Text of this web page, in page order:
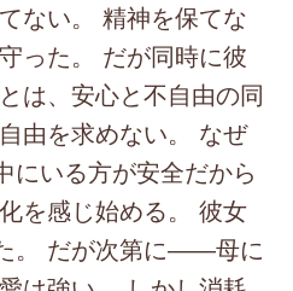
ない。 精神を保てな
った。 だが同時に彼
は、安心と不自由の同
由を求めない。 なぜ
にいる方が安全だから
を感じ始める。 彼女
。 だが次第に――母に